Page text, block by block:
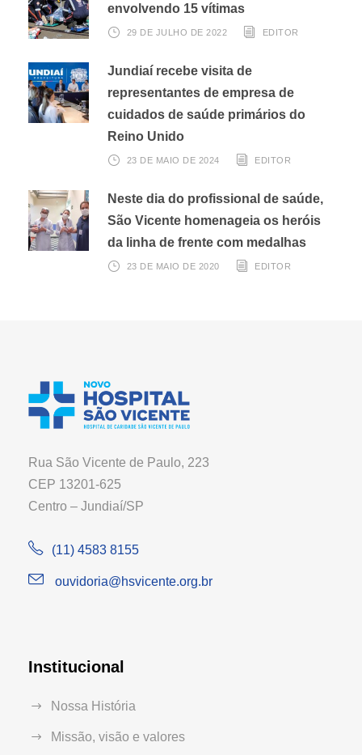
envolvendo 15 vítimas
29 DE JULHO DE 2022 EDITOR
Jundiaí recebe visita de
representantes de empresa de
cuidados de saúde primários do
Reino Unido
23 DE MAIO DE 2024 EDITOR
Neste dia do profissional de saúde,
São Vicente homenageia os heróis
da linha de frente com medalhas
23 DE MAIO DE 2020 EDITOR
Rua São Vicente de Paulo, 223
CEP 13201-625
Centro – Jundiaí/SP
(11) 4583 8155
ouvidoria@hsvicente.org.br
Institucional
Nossa História
Missão, visão e valores